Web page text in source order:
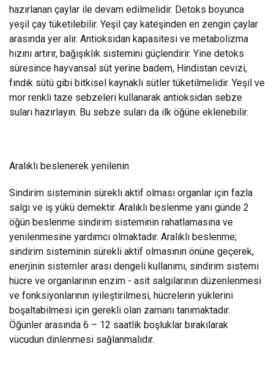
hazırlanan çaylar ile devam edilmelidir. Detoks boyunca
yeşil çay tüketilebilir. Yeşil çay kateşinden en zengin çaylar
arasında yer alır. Antioksidan kapasitesi ve metabolizma
hızını artırır, bağışıklık sistemini güçlendirir. Yine detoks
süresince hayvansal süt yerine badem, Hindistan cevizi,
fındık sütü gibi bitkisel kaynaklı sütler tüketilmelidir. Yeşil ve
mor renkli taze sebzeleri kullanarak antioksidan sebze
suları hazırlayın. Bu sebze suları da ilk öğüne eklenebilir.
Aralıklı beslenerek yenilenin
Sindirim sisteminin sürekli aktif olması organlar için fazla
salgı ve iş yükü demektir. Aralıklı beslenme yani günde 2
öğün beslenme sindirim sisteminin rahatlamasına ve
yenilenmesine yardımcı olmaktadır. Aralıklı beslenme;
sindirim sisteminin sürekli aktif olmasının önüne geçerek,
enerjinin sistemler arası dengeli kullanımı, sindirim sistemi
hücre ve organlarının enzim - asit salgılarının düzenlenmesi
ve fonksiyonlarının iyileştirilmesi, hücrelerin yüklerini
boşaltabilmesi için gerekli olan zamanı tanımaktadır.
Öğünler arasında 6 – 12 saatlik boşluklar bırakılarak
vücudun dinlenmesi sağlanmalıdır.